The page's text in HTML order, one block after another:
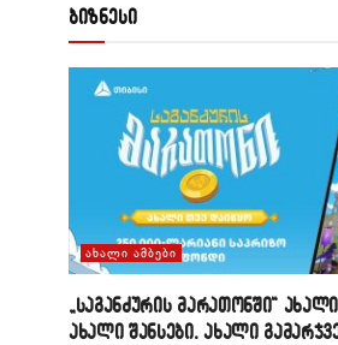
ბიზნესი
ᲐᲮᲐᲚᲘ ᲐᲛᲑᲔᲑᲘ
„საგანძურის მარათონში“
ახალი შანსები, ახალი